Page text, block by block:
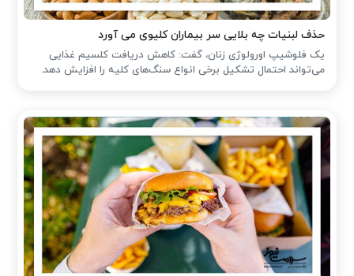
حذف لبنیات چه بلایی سر بیماران کلیوی می آورد
یک فلوشیپ اورولوژی زنان، گفت: کاهش دریافت کلسیم غذایی
می‌تواند احتمال تشکیل برخی انواع سنگ‌های کلیه را افزایش دهد.